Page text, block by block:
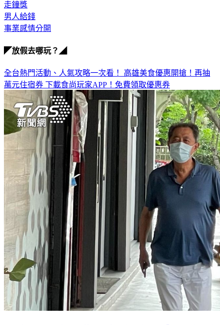
家寧
走鐘獎
男人給錢
全台熱門活動、人氣攻略一次看！高雄美食優惠開搶！再抽
萬元住宿券
下載食尚玩家APP！免費領取優惠券